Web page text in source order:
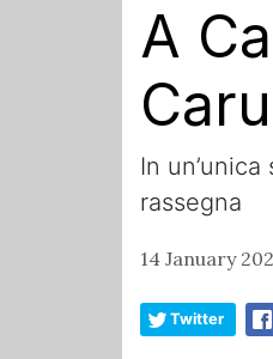
A
In
rassegna
14 January
Twitter